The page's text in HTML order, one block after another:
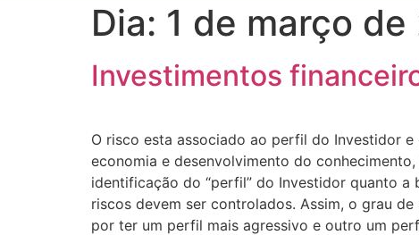
Dia: 1 de março de
Investimentos
O risco esta associado ao perfil do Investidor
economia e desenvolvimento do
identificação do “perfil” do Investidor quanto
riscos devem ser controlados. Assim, o grau
por ter um perfil mais agressivo e outro um